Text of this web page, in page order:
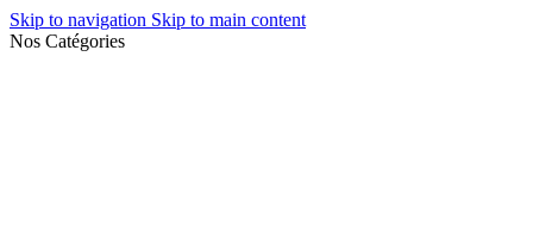
Skip to navigation Skip to main content
Nos Catégories